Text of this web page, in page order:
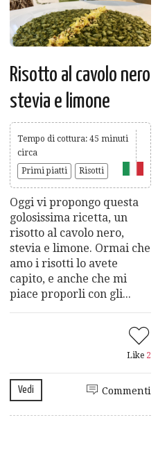
Risotto al cavolo nero
stevia e limone
Tempo di cottura: 45 minuti
circa
Primi piatti
Risotti
Oggi vi propongo questa
golosissima ricetta, un
risotto al cavolo nero,
stevia e limone. Ormai che
amo i risotti lo avete
capito, e anche che mi
piace proporli con gli...
Like 2
Vedi Commenti